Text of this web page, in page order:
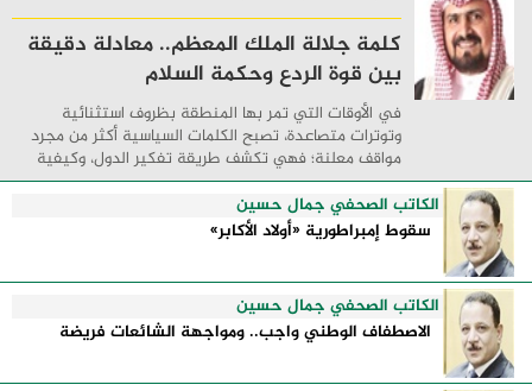
كلمة جلالة الملك المعظم.. معادلة دقيقة
بين قوة الردع وحكمة السلام
في الأوقات التي تمر بها المنطقة بظروف استثنائية
وتوترات متصاعدة، تصبح الكلمات السياسية أكثر من مجرد
مواقف معلنة؛ فهي تكشف طريقة تفكير الدول، وكيفية
إدارتها للأزمات، والحدود التي تفصل بين القوة ...
الكاتب الصحفي جمال حسين
سقوط إمبراطورية «أولاد الأكابر»
الكاتب الصحفي جمال حسين
الاصطفاف الوطني واجب.. ومواجهة الشائعات فريضة